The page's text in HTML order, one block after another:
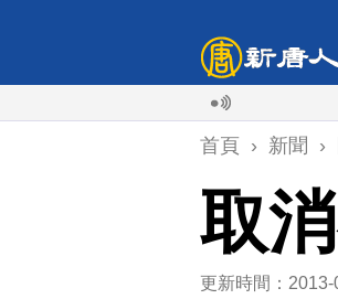
首頁 › 新聞 ›
取
更新時間：